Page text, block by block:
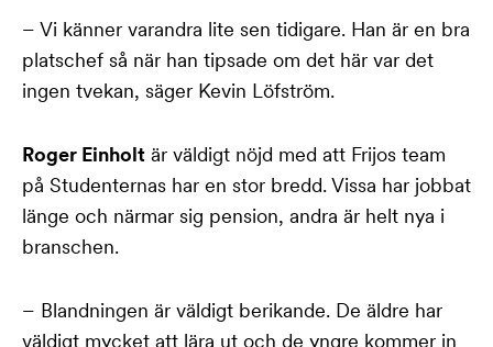
– Vi känner varandra lite sen tidigare. Han är en bra
platschef så när han tipsade om det här var det
ingen tvekan, säger Kevin Löfström.
Roger Einholt är väldigt nöjd med att Frijos team
på Studenternas har en stor bredd. Vissa har jobbat
länge och närmar sig pension, andra är helt nya i
branschen.
– Blandningen är väldigt berikande. De äldre har
väldigt mycket att lära ut och de yngre kommer in